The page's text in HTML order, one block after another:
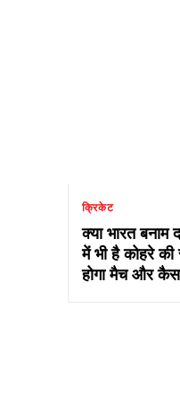
क्रिकेट
क्या भारत बनाम
में भी है कोहरे की
होगा मैच और